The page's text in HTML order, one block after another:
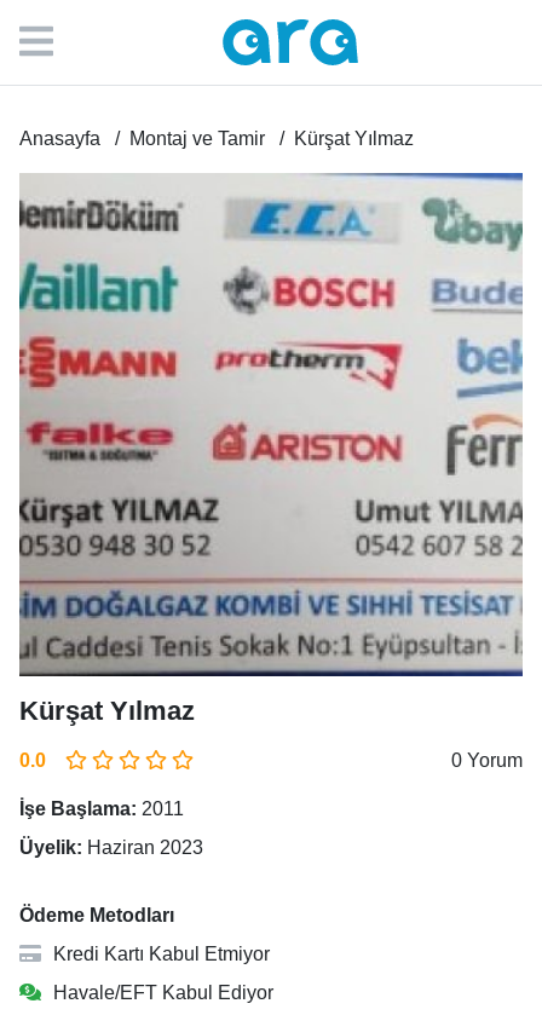
Anasayfa Montaj ve Tamir Kürşat Yılmaz
Kürşat Yılmaz
0.0 0 Yorum
İşe Başlama: 2011
Üyelik: Haziran 2023
Ödeme Metodları
Kredi Kartı Kabul Etmiyor
Havale/EFT Kabul Ediyor